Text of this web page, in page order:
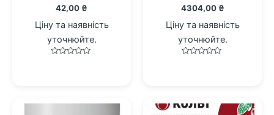
42,00 ₴
Ціну та наявність
уточнюйте.
4304,00 ₴
Ціну та наявність
уточнюйте.